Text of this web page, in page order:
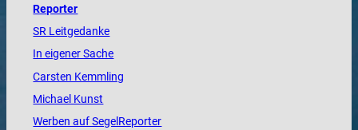
Reporter
SR Leitgedanke
In eigener Sache
Carsten Kemmling
Michael Kunst
Werben auf SegelReporter